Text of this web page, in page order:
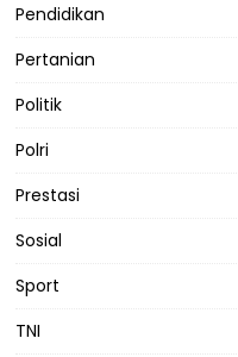
Pendidikan
Pertanian
Politik
Polri
Prestasi
Sosial
Sport
TNI